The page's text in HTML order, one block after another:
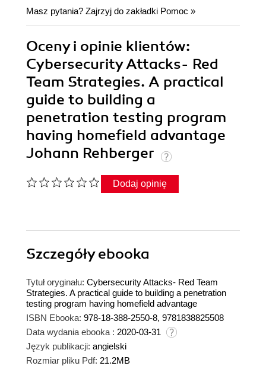
Masz pytania? Zajrzyj do zakładki Pomoc »
Oceny i opinie klientów:
Cybersecurity Attacks- Red
Team Strategies. A practical
guide to building a
penetration testing program
having homefield advantage
Johann Rehberger
Dodaj opinię
Szczegółyebooka
Tytuł oryginału: Cybersecurity Attacks- Red Team
Strategies. A practical guide to building a penetration
testing program having homefield advantage
ISBN Ebooka: 978-18-388-2550-8, 9781838825508
Data wydania ebooka : 2020-03-31
Język publikacji: angielski
Rozmiar pliku Pdf: 21.2MB